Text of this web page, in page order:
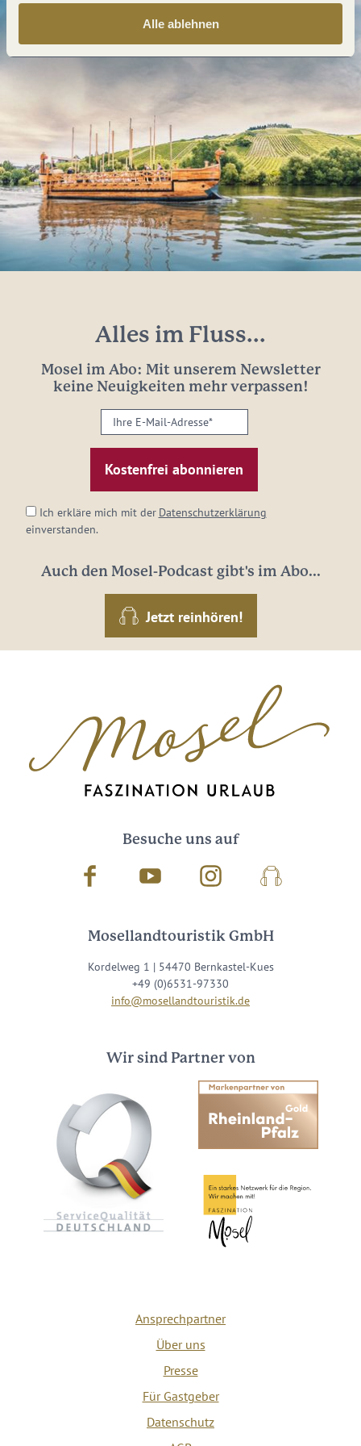
Alle ablehnen
Alles im Fluss...
Mosel im Abo: Mit unserem Newsletter
keine Neuigkeiten mehr verpassen!
Ihre
E-
Mail-
Adresse:
Ich erkläre mich mit der Datenschutzerklärung
einverstanden.
Auch den Mosel-Podcast gibt's im Abo...
Jetzt reinhören!
Besuche uns auf
Facebook Youtube InstagramPodcast
Mosellandtouristik GmbH
Kordelweg 1 | 54470 Bernkastel-Kues
+49 (0)6531-97330
info@mosellandtouristik.de
Wir sind Partner von
Ansprechpartner
Über uns
Presse
Für Gastgeber
Datenschutz